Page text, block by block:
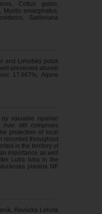
Cottus gobio,
Myotis emarginatus,
Sadleriana
and Lehotský potok
preserved alluvial
17.667%, Alpine
valuable riparian
river still comprises
protection of local
recorded throughout
in the territory of
importance as well
Lutra lutra in the
planina NP
Revúcka Lehota